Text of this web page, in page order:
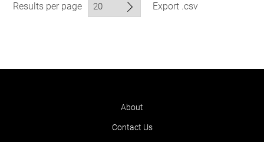
Results per page Export .csv
About
Contact Us